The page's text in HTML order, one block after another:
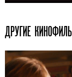
ДРУГИЕ